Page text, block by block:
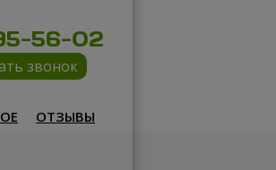
56-02
звонок
ОТЗЫВЫ